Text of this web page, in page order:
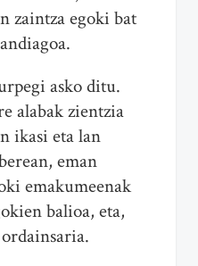
zaintza egoki bat
asko ditu.
alabak zientzia
ikasi eta lan
eman
emakumeenak
balioa, eta,